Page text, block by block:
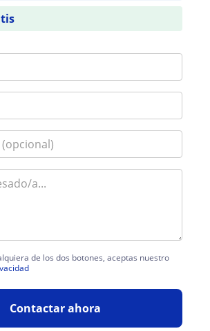
de los dos botones, aceptas nuestro
Contactar ahora